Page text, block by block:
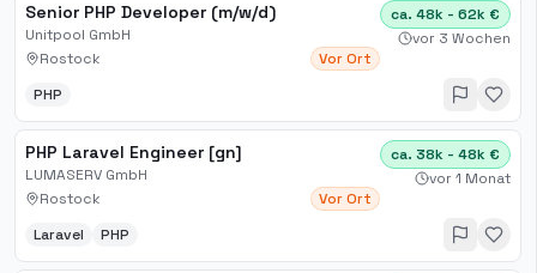
Senior PHP Developer (m/w/d)
Unitpool GmbH
Rostock
Vor Ort
ca. 48k - 62k €
vor 3 Wochen
PHP
PHP Laravel Engineer [gn]
LUMASERV GmbH
Rostock
Vor Ort
ca. 38k - 48k €
vor 1 Monat
Laravel PHP